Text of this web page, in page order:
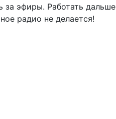
за эфиры. Работать дальше
радио не делается!